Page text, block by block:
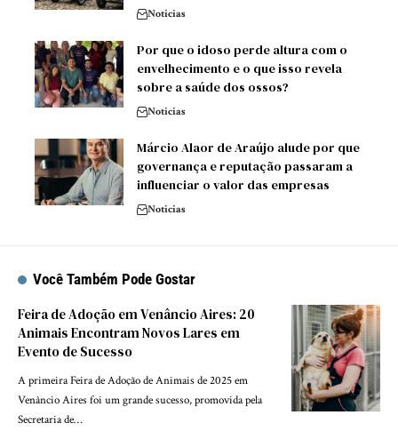
Noticias
Por que o idoso perde altura com o
envelhecimento e o que isso revela
sobre a saúde dos ossos?
Noticias
Márcio Alaor de Araújo alude por que
governança e reputação passaram a
influenciar o valor das empresas
Noticias
Você Também Pode Gostar
Feira de Adoção em Venâncio Aires: 20
Animais Encontram Novos Lares em
Evento de Sucesso
A primeira Feira de Adoção de Animais de 2025 em
Venâncio Aires foi um grande sucesso, promovida pela
Secretaria de…